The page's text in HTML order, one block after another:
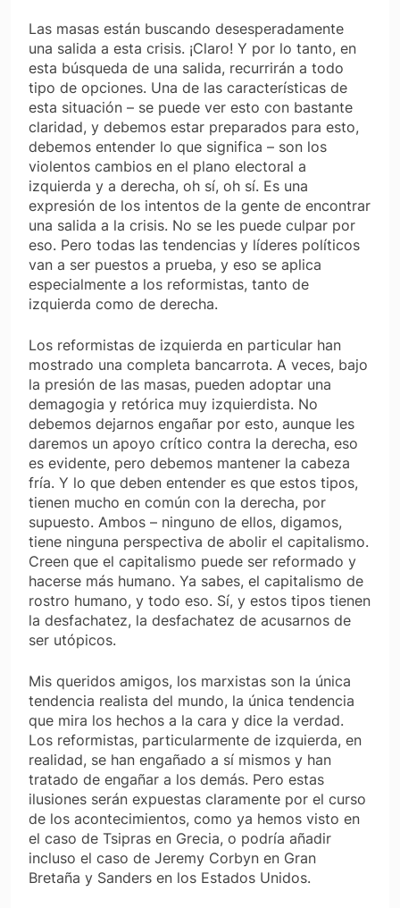
Las masas están buscando desesperadamente
una salida a esta crisis. ¡Claro! Y por lo tanto, en
esta búsqueda de una salida, recurrirán a todo
tipo de opciones. Una de las características de
esta situación – se puede ver esto con bastante
claridad, y debemos estar preparados para esto,
debemos entender lo que significa – son los
violentos cambios en el plano electoral a
izquierda y a derecha, oh sí, oh sí. Es una
expresión de los intentos de la gente de encontrar
una salida a la crisis. No se les puede culpar por
eso. Pero todas las tendencias y líderes políticos
van a ser puestos a prueba, y eso se aplica
especialmente a los reformistas, tanto de
izquierda como de derecha.
Los reformistas de izquierda en particular han
mostrado una completa bancarrota. A veces, bajo
la presión de las masas, pueden adoptar una
demagogia y retórica muy izquierdista. No
debemos dejarnos engañar por esto, aunque les
daremos un apoyo crítico contra la derecha, eso
es evidente, pero debemos mantener la cabeza
fría. Y lo que deben entender es que estos tipos,
tienen mucho en común con la derecha, por
supuesto. Ambos – ninguno de ellos, digamos,
tiene ninguna perspectiva de abolir el capitalismo.
Creen que el capitalismo puede ser reformado y
hacerse más humano. Ya sabes, el capitalismo de
rostro humano, y todo eso. Sí, y estos tipos tienen
la desfachatez, la desfachatez de acusarnos de
ser utópicos.
Mis queridos amigos, los marxistas son la única
tendencia realista del mundo, la única tendencia
que mira los hechos a la cara y dice la verdad.
Los reformistas, particularmente de izquierda, en
realidad, se han engañado a sí mismos y han
tratado de engañar a los demás. Pero estas
ilusiones serán expuestas claramente por el curso
de los acontecimientos, como ya hemos visto en
el caso de Tsipras en Grecia, o podría añadir
incluso el caso de Jeremy Corbyn en Gran
Bretaña y Sanders en los Estados Unidos.